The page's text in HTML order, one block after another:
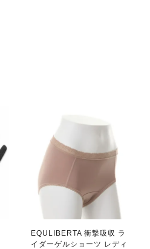
EQULIBERTA 衝撃吸収 ラ
イダーゲルショーツ レディ